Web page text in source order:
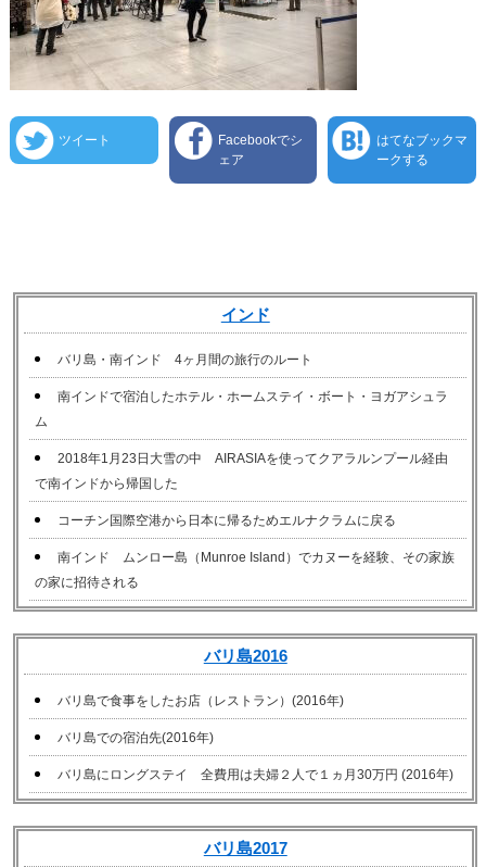
ツイート
Facebookでシ
ェア
はてなブックマ
ークする
インド
バリ島・南インド 4ヶ月間の旅行のルート
南インドで宿泊したホテル・ホームステイ・ボート・ヨガアシュラ
ム
2018年1月23日大雪の中 AIRASIAを使ってクアラルンプール経由
で南インドから帰国した
コーチン国際空港から日本に帰るためエルナクラムに戻る
南インド ムンロー島（Munroe Island）でカヌーを経験、その家族
の家に招待される
バリ島2016
バリ島で食事をしたお店（レストラン）(2016年)
バリ島での宿泊先(2016年)
バリ島にロングステイ 全費用は夫婦２人で１ヵ月30万円 (2016年)
バリ島2017